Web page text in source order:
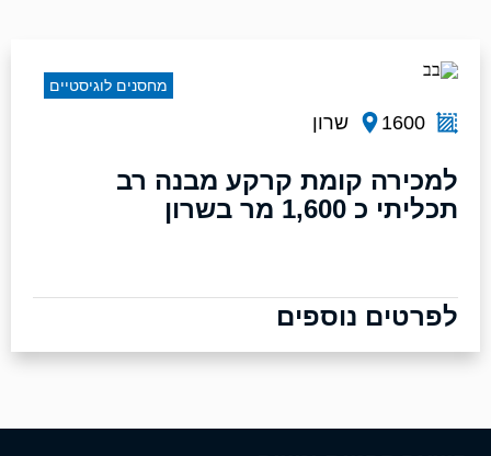
1600 שרון
למכירה קומת קרקע מבנה רב
תכליתי כ 1,600 מר בשרון
לפרטים נוספים
מחסנים לוגיסטיים